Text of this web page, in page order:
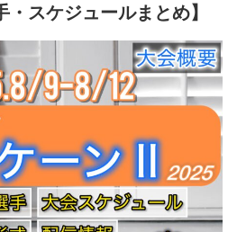
スケジュールまとめ】